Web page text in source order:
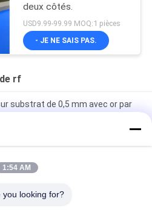
deux côtés.
USD9.99-99.99 MOQ:1 pièces
- JE NE SAIS PAS.
rf
substrat de 0,5 mm avec or par
face CER-10 30 millimètres
sérigraphie noire à 2
1:54 AM
you looking for?